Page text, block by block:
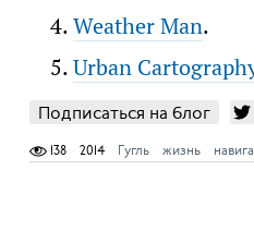
Weather Man.
Urban
Подписаться на блог
138 2014 Гугль жизнь